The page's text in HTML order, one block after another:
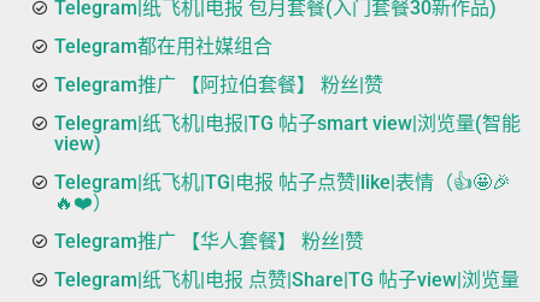
Telegram|纸飞机|电报 包月套餐(入门套餐30新作品)
Telegram都在用社媒组合
Telegram推广 【阿拉伯套餐】 粉丝|赞
Telegram|纸飞机|电报|TG 帖子smart view|浏览量(智能
view)
Telegram|纸飞机|TG|电报 帖子点赞|like|表情（👍🤩🎉
🔥❤️）
Telegram推广 【华人套餐】 粉丝|赞
Telegram|纸飞机|电报 点赞|Share|TG 帖子view|浏览量